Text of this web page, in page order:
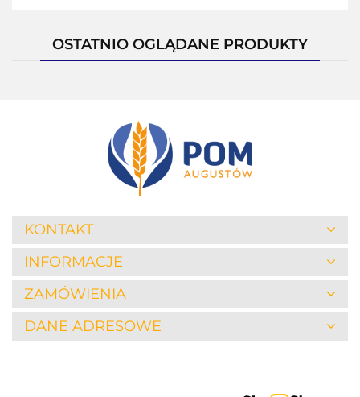
OSTATNIO OGLĄDANE PRODUKTY
KONTAKT
INFORMACJE
ZAMÓWIENIA
DANE ADRESOWE